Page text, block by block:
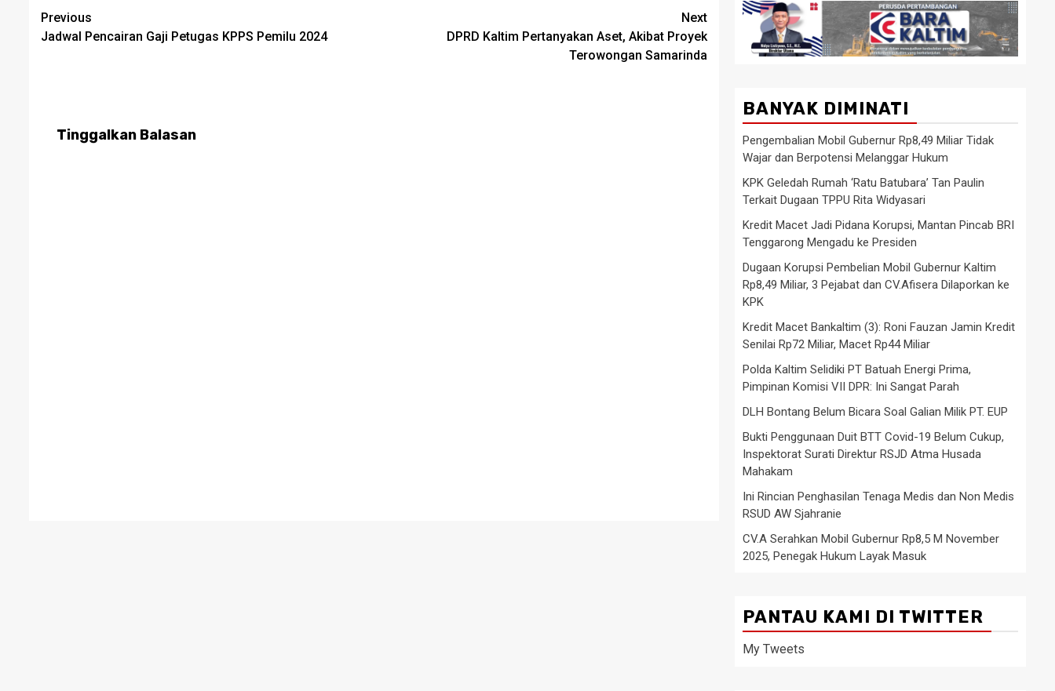
Post
navigation
Previous
​Jadwal Pencairan Gaji Petugas KPPS Pemilu 2024
Next
DPRD Kaltim Pertanyakan Aset, Akibat Proyek
Terowongan Samarinda
Tinggalkan Balasan
BANYAK DIMINATI
Pengembalian Mobil Gubernur Rp8,49 Miliar Tidak
Wajar dan Berpotensi Melanggar Hukum
KPK Geledah Rumah ‘Ratu Batubara’ Tan Paulin
Terkait Dugaan TPPU Rita Widyasari
Kredit Macet Jadi Pidana Korupsi, Mantan Pincab BRI
Tenggarong Mengadu ke Presiden
Dugaan Korupsi Pembelian Mobil Gubernur Kaltim
Rp8,49 Miliar, 3 Pejabat dan CV.Afisera Dilaporkan ke
KPK
Kredit Macet Bankaltim (3): Roni Fauzan Jamin Kredit
Senilai Rp72 Miliar, Macet Rp44 Miliar
Polda Kaltim Selidiki PT Batuah Energi Prima,
Pimpinan Komisi VII DPR: Ini Sangat Parah
DLH Bontang Belum Bicara Soal Galian Milik PT. EUP
Bukti Penggunaan Duit BTT Covid-19 Belum Cukup,
Inspektorat Surati Direktur RSJD Atma Husada
Mahakam
Ini Rincian Penghasilan Tenaga Medis dan Non Medis
RSUD AW Sjahranie
CV.A Serahkan Mobil Gubernur Rp8,5 M November
2025, Penegak Hukum Layak Masuk
PANTAU KAMI DI TWITTER
My Tweets